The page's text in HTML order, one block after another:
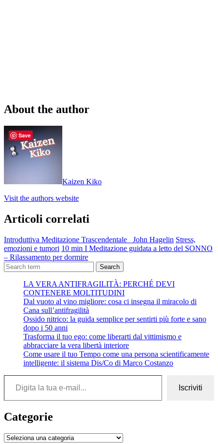
About the author
Kaizen Kiko
Visit the authors website
Articoli correlati
Introduttiva Meditazione Trascendentale John Hagelin Stress,
emozioni e tumori 10 min I Meditazione guidata a letto del SONNO
– Rilassamento per dormire
Search
LA VERA ANTIFRAGILITÀ: PERCHÉ DEVI
CONTENERE MOLTITUDINI
Dal vuoto al vino migliore: cosa ci insegna il miracolo di
Cana sull’antifragilità
Ossido nitrico: la guida semplice per sentirti più forte e sano
dopo i 50 anni
Trasforma il tuo ego: come liberarti dal vittimismo e
abbracciare la vera libertà interiore
Come usare il tuo Tempo come una persona scientificamente
intelligente: il sistema Dis/Co di Marco Costanzo
Digita la tua e-mail...
Iscriviti
Categorie
Categorie
Save